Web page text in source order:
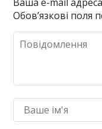
Обов’язкові поля